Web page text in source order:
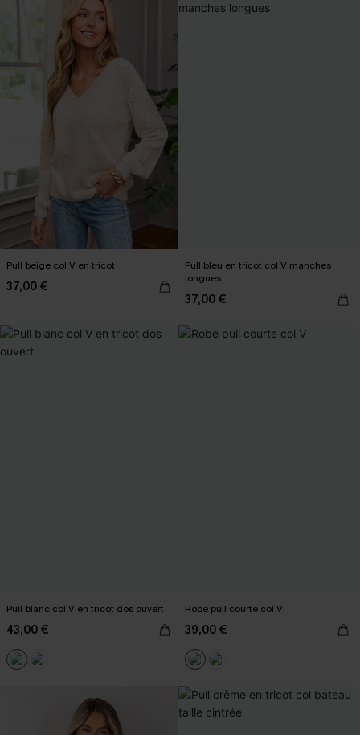
Pull beige col V en tricot
37,00 €
Pull bleu en tricot col V manches
longues
37,00 €
Pull blanc col V en tricot dos ouvert
43,00 €
Robe pull courte col V
39,00 €